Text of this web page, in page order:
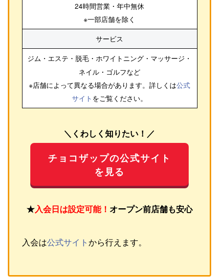
24時間営業・年中無休
※一部店舗を除く
サービス
ジム・エステ・脱毛・ホワイトニング・マッサージ・
ネイル・ゴルフなど
※店舗によって異なる場合があります。詳しくは公式
サイト をご覧ください。
＼くわしく知りたい！／
チョコザップの公式サイト
を見る
★入会日は設定可能！ オープン前店舗も安心
入会は公式サイト から行えます。